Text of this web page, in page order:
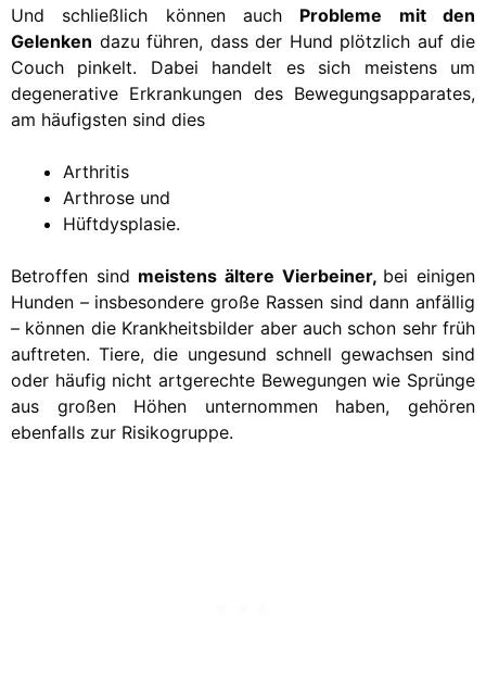
Und schließlich können auch Probleme mit den
Gelenken dazu führen, dass der Hund plötzlich auf die
Couch pinkelt. Dabei handelt es sich meistens um
degenerative Erkrankungen des Bewegungsapparates,
am häufigsten sind dies
Arthritis
Arthrose und
Hüftdysplasie.
Betroffen sind meistens ältere Vierbeiner, bei einigen
Hunden – insbesondere große Rassen sind dann anfällig
– können die Krankheitsbilder aber auch schon sehr früh
auftreten. Tiere, die ungesund schnell gewachsen sind
oder häufig nicht artgerechte Bewegungen wie Sprünge
aus großen Höhen unternommen haben, gehören
ebenfalls zur Risikogruppe.